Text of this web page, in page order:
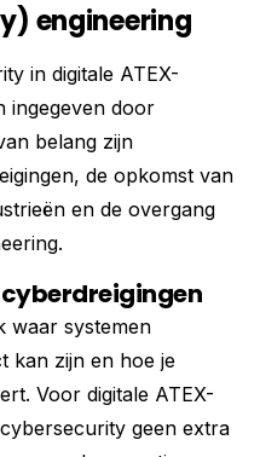
engineering
in digitale ATEX-
ingegeven door
belang zijn
de opkomst van
en de overgang
waar systemen
kan zijn en hoe je
Voor digitale ATEX-
geen extra